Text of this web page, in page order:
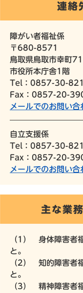
連絡
障がい者福祉係
〒680-8571
鳥取県鳥取市幸町
市役所本庁舎1階
Tel：0857-30-
Fax：0857-20-
メールでのお問い合
自立支援係
Tel：0857-30-
Fax：0857-20-
メールでのお問い合
主な業
（1） 身体障害者
と。
（2） 知的障害者
と。
（3） 精神障害者